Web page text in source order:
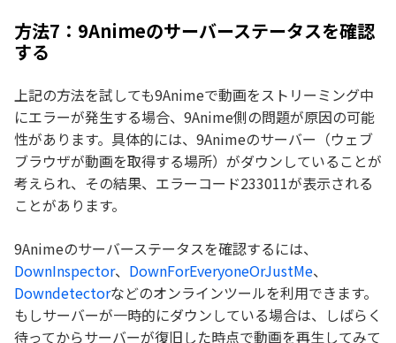
方法7：9Animeのサーバーステータスを確認
する
上記の方法を試しても9Animeで動画をストリーミング中
にエラーが発生する場合、9Anime側の問題が原因の可能
性があります。具体的には、9Animeのサーバー（ウェブ
ブラウザが動画を取得する場所）がダウンしていることが
考えられ、その結果、エラーコード233011が表示される
ことがあります。
9Animeのサーバーステータスを確認するには、
DownInspector、 DownForEveryoneOrJustMe、
Downdetectorなどのオンラインツールを利用できます。
もしサーバーが一時的にダウンしている場合は、しばらく
待ってからサーバーが復旧した時点で動画を再生してみて